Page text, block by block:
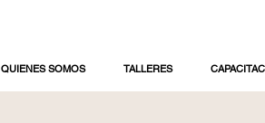
QUIENES SOMOS TALLERES